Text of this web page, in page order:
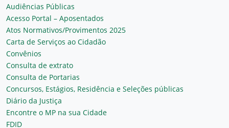
Audiências Públicas
Acesso Portal – Aposentados
Atos Normativos/Provimentos 2025
Carta de Serviços ao Cidadão
Convênios
Consulta de extrato
Consulta de Portarias
Concursos, Estágios, Residência e Seleções públicas
Diário da Justiça
Encontre o MP na sua Cidade
FDID